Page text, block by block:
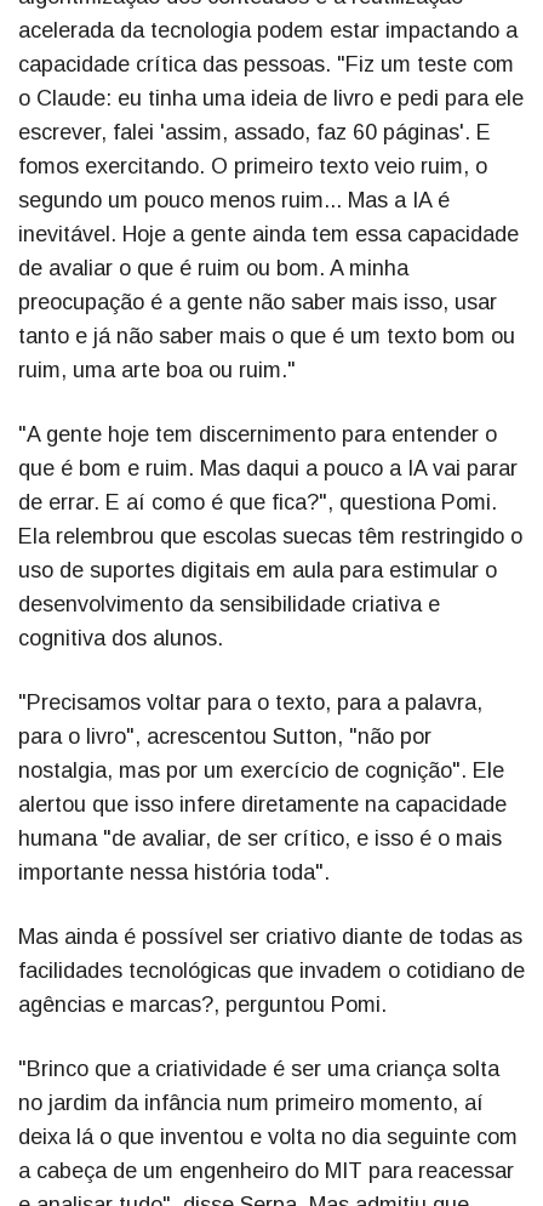
acelerada da tecnologia podem estar impactando a
capacidade crítica das pessoas. "Fiz um teste com
o Claude: eu tinha uma ideia de livro e pedi para ele
escrever, falei 'assim, assado, faz 60 páginas'. E
fomos exercitando. O primeiro texto veio ruim, o
segundo um pouco menos ruim... Mas a IA é
inevitável. Hoje a gente ainda tem essa capacidade
de avaliar o que é ruim ou bom. A minha
preocupação é a gente não saber mais isso, usar
tanto e já não saber mais o que é um texto bom ou
ruim, uma arte boa ou ruim."
"A gente hoje tem discernimento para entender o
que é bom e ruim. Mas daqui a pouco a IA vai parar
de errar. E aí como é que fica?", questiona Pomi.
Ela relembrou que escolas suecas têm restringido o
uso de suportes digitais em aula para estimular o
desenvolvimento da sensibilidade criativa e
cognitiva dos alunos.
"Precisamos voltar para o texto, para a palavra,
para o livro", acrescentou Sutton, "não por
nostalgia, mas por um exercício de cognição". Ele
alertou que isso infere diretamente na capacidade
humana "de avaliar, de ser crítico, e isso é o mais
importante nessa história toda".
Mas ainda é possível ser criativo diante de todas as
facilidades tecnológicas que invadem o cotidiano de
agências e marcas?, perguntou Pomi.
"Brinco que a criatividade é ser uma criança solta
no jardim da infância num primeiro momento, aí
deixa lá o que inventou e volta no dia seguinte com
a cabeça de um engenheiro do MIT para reacessar